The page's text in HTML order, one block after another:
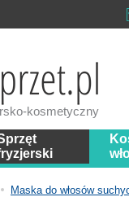
kosmetyczny
Maska do włosów